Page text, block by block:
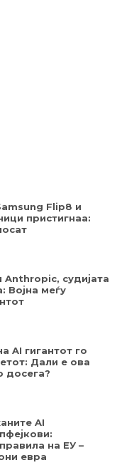
Flip8 и
пристигнаа:
судијата
Војна меѓу
AI гигантот го
Дали е ова
досега?
AI
на ЕУ –
евра